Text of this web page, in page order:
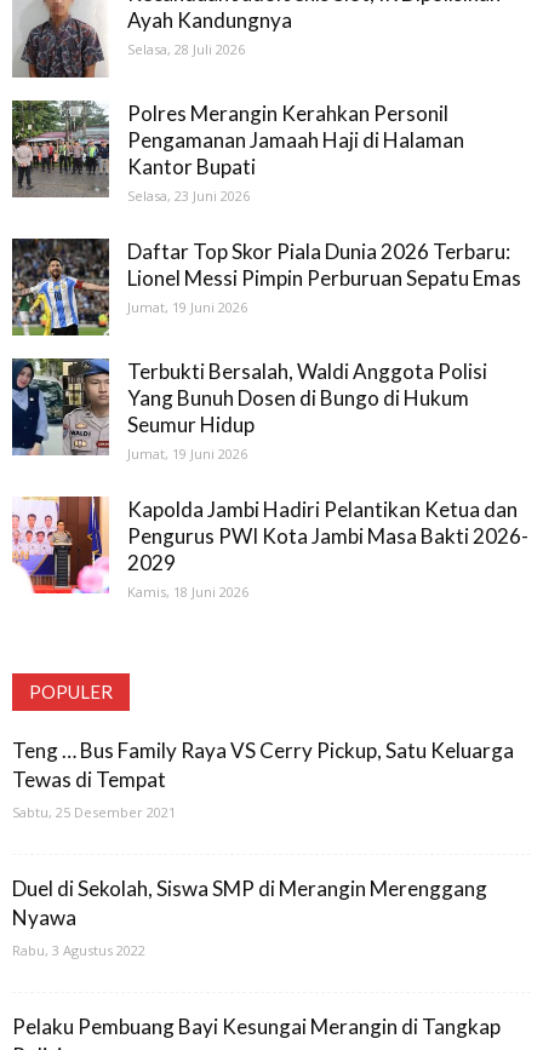
Ayah Kandungnya
Selasa, 28 Juli 2026
Polres Merangin Kerahkan Personil
Pengamanan Jamaah Haji di Halaman
Kantor Bupati
Selasa, 23 Juni 2026
Daftar Top Skor Piala Dunia 2026 Terbaru:
Lionel Messi Pimpin Perburuan Sepatu Emas
Jumat, 19 Juni 2026
Terbukti Bersalah, Waldi Anggota Polisi
Yang Bunuh Dosen di Bungo di Hukum
Seumur Hidup
Jumat, 19 Juni 2026
Kapolda Jambi Hadiri Pelantikan Ketua dan
Pengurus PWI Kota Jambi Masa Bakti 2026-
2029
Kamis, 18 Juni 2026
POPULER
Teng … Bus Family Raya VS Cerry Pickup, Satu Keluarga
Tewas di Tempat
Sabtu, 25 Desember 2021
Duel di Sekolah, Siswa SMP di Merangin Merenggang
Nyawa
Rabu, 3 Agustus 2022
Pelaku Pembuang Bayi Kesungai Merangin di Tangkap